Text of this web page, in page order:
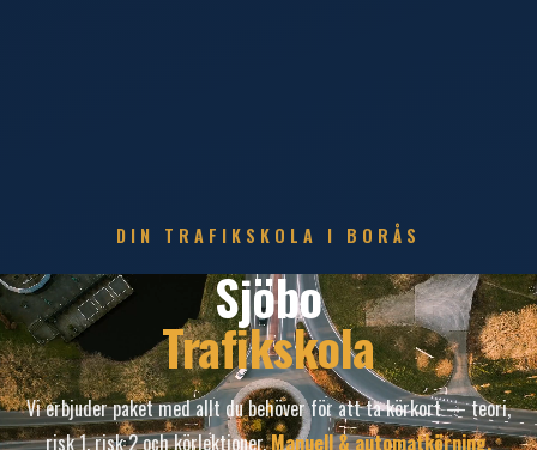
DIN TRAFIKSKOLA I BORÅS
Sjöbo
Trafikskola
Vi erbjuder paket med allt du behöver för att ta körkort — teori,
risk 1, risk 2 och körlektioner.Manuell & automatkörning.